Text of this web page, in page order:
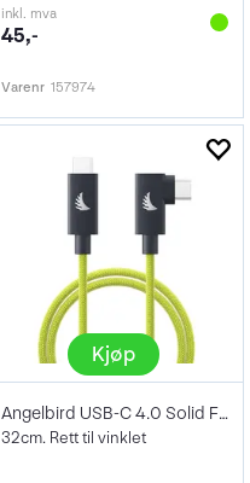
inkl. mva
45,-
Varenr 157974
Kjøp
Angelbird USB-C 4.0 Solid Flex Lime 32cm
32cm. Rett til vinklet